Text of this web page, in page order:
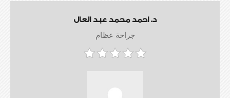
د. احمد محمد عبد العال
جراحة عظام